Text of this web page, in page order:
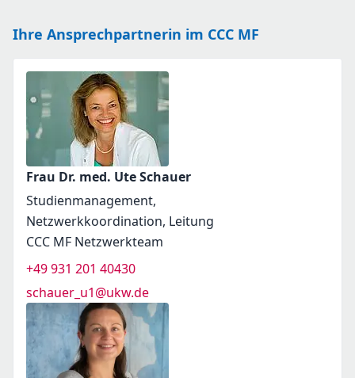
Ihre Ansprechpartnerin im CCC MF
Frau Dr. med. Ute Schauer
Studienmanagement,
Netzwerkkoordination, Leitung
CCC MF Netzwerkteam
+49 931 201 40430
schauer_u1@ukw.de